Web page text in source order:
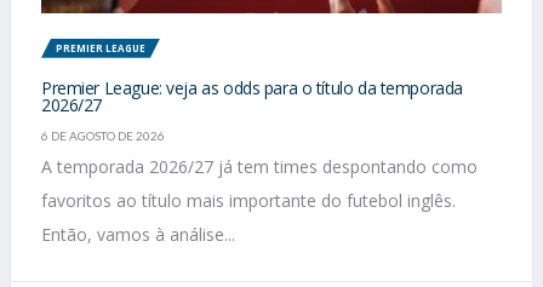
PREMIER LEAGUE
Premier League: veja as odds para o título da temporada
2026/27
6 DE AGOSTO DE 2026
A temporada 2026/27 já tem times despontando como
favoritos ao título mais importante do futebol inglês.
Então, vamos à análise...